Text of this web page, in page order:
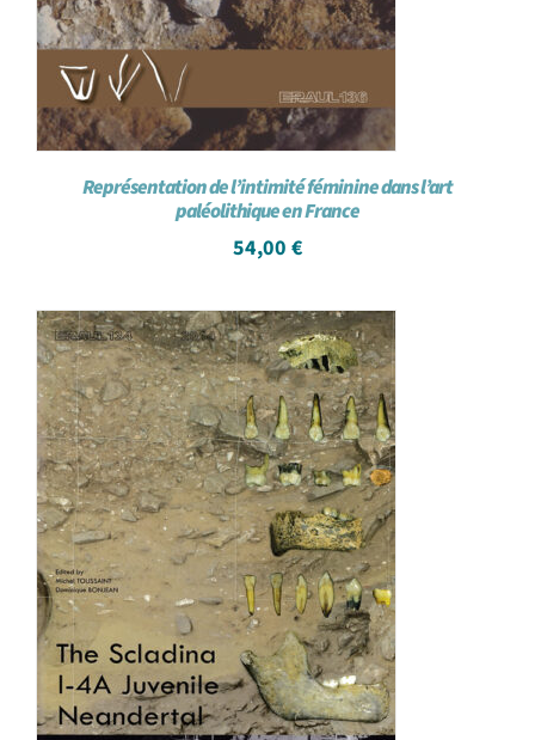
Représentation de l’intimité féminine dans l’art
paléolithique en France
54,00 €